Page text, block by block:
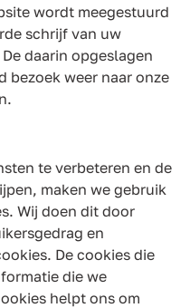
wordt meegestuurd
schrijf van uw
daarin opgeslagen
bezoek weer naar onze
te verbeteren en de
maken we gebruik
Wij doen dit door
en
De cookies die
die we
helpt ons om